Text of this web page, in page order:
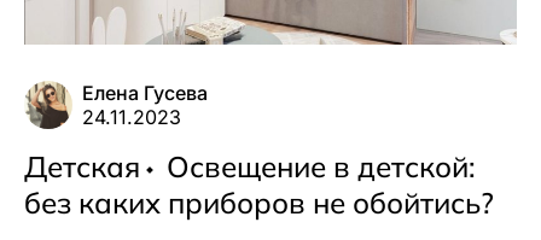
Елена Гусева
24.11.2023
Детская
Освещение в детской:
без каких приборов не обойтись?